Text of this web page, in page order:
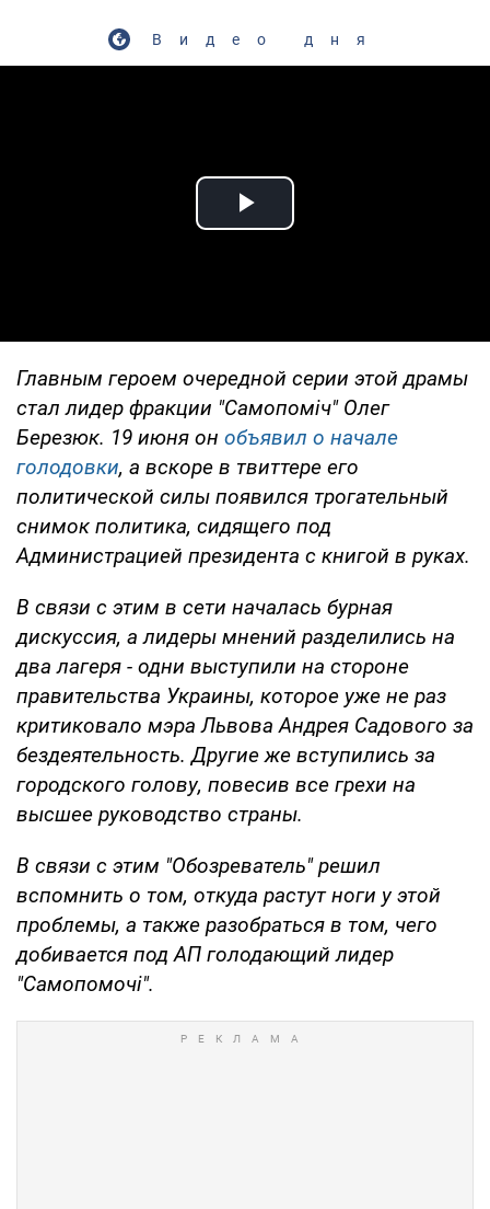
Видео дня
Play Video
Главным героем очередной серии этой драмы
стал лидер фракции "Самопоміч" Олег
Березюк. 19 июня он объявил о начале
голодовки, а вскоре в твиттере его
политической силы появился трогательный
снимок политика, сидящего под
Администрацией президента с книгой в руках.
В связи с этим в сети началась бурная
дискуссия, а лидеры мнений разделились на
два лагеря - одни выступили на стороне
правительства Украины, которое уже не раз
критиковало мэра Львова Андрея Садового за
бездеятельность. Другие же вступились за
городского голову, повесив все грехи на
высшее руководство страны.
В связи с этим "Обозреватель" решил
вспомнить о том, откуда растут ноги у этой
проблемы, а также разобраться в том, чего
добивается под АП голодающий лидер
"Самопомочі".